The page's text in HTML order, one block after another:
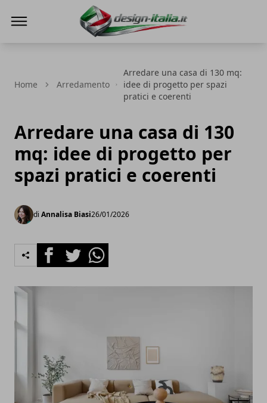
Home Arredamento
Arredare una casa di 130 mq:
idee di progetto per spazi
pratici e coerenti
Arredare una casa di 130
mq: idee di progetto per
spazi pratici e coerenti
di Annalisa Biasi26/01/2026
FacebookTwitterWhatsapp